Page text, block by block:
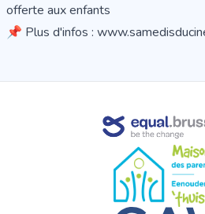
offerte aux enfants
📌 Plus d'infos :